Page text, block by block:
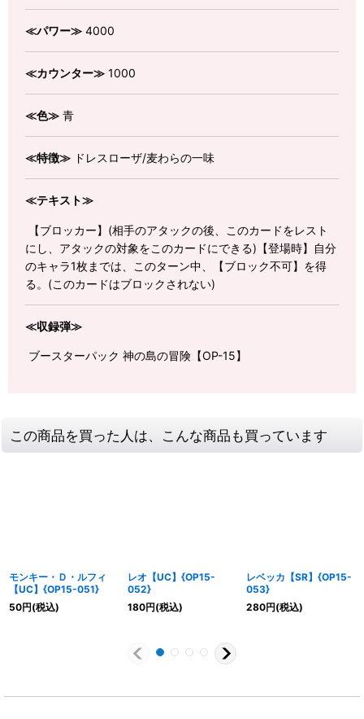
≪パワー≫ 4000
≪カウンター≫ 1000
≪色≫ 青
≪特徴≫ ドレスローザ/麦わらの一味
≪テキスト≫
【ブロッカー】(相手のアタックの後、このカードをレスト
にし、アタックの対象をこのカードにできる)【登場時】自分
のキャラ1枚までは、このターン中、【ブロック不可】を得
る。(このカードはブロックされない)
≪収録弾≫
ブースターパック 神の島の冒険【OP-15】
この商品を買った人は、こんな商品も買っています
モンキー・Ｄ・ルフィ
【UC】{OP15-051}
50円(税込)
レオ【UC】{OP15-
052}
180円(税込)
レベッカ【SR】{OP15-
053}
280円(税込)